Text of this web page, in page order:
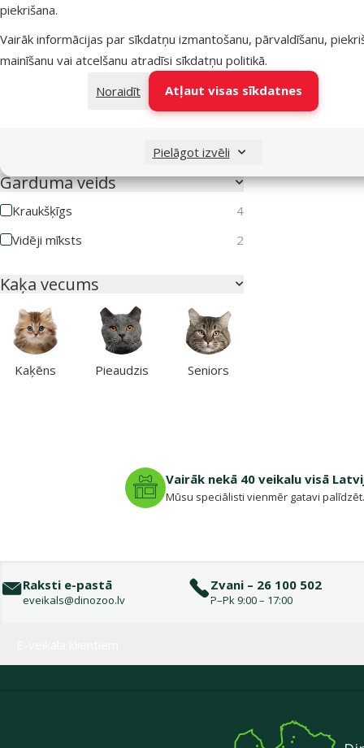
piekrišana.
Vairāk informācijas par sīkdatņu izmantošanu, pārvaldīšanu,
mainīšanu vai atcelšanu atradīsi sīkdatņu politikā.
Noraidīt
Atļaut visas sīkdatnes
Pielāgot izvēli
⭐⭐⭐ Premium
Produkta svars
Garduma veids
Kraukšķīgs
4
Vidēji mīksts
2
Kaķa vecums
Kaķēns Pieaudzis Seniors
Vairāk nekā 40 veikalu visā
Mūsu speciālisti vienmēr gatavi palīdzēt.
Raksti e-pastā
eveikals@dinozoo.lv
Zvani – 26 100 502
P–Pk 9:00 – 17:00